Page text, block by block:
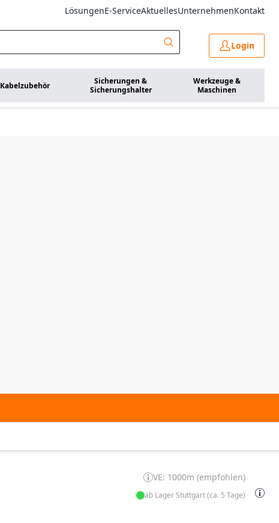
LösungenE-ServiceAktuellesUnternehmenKontakt
Login
Kabelzubehör
Sicherungen &
Sicherungshalter
Werkzeuge &
Maschinen
VE: 1000m (empfohlen)
ab Lager Stuttgart (ca. 5 Tage)